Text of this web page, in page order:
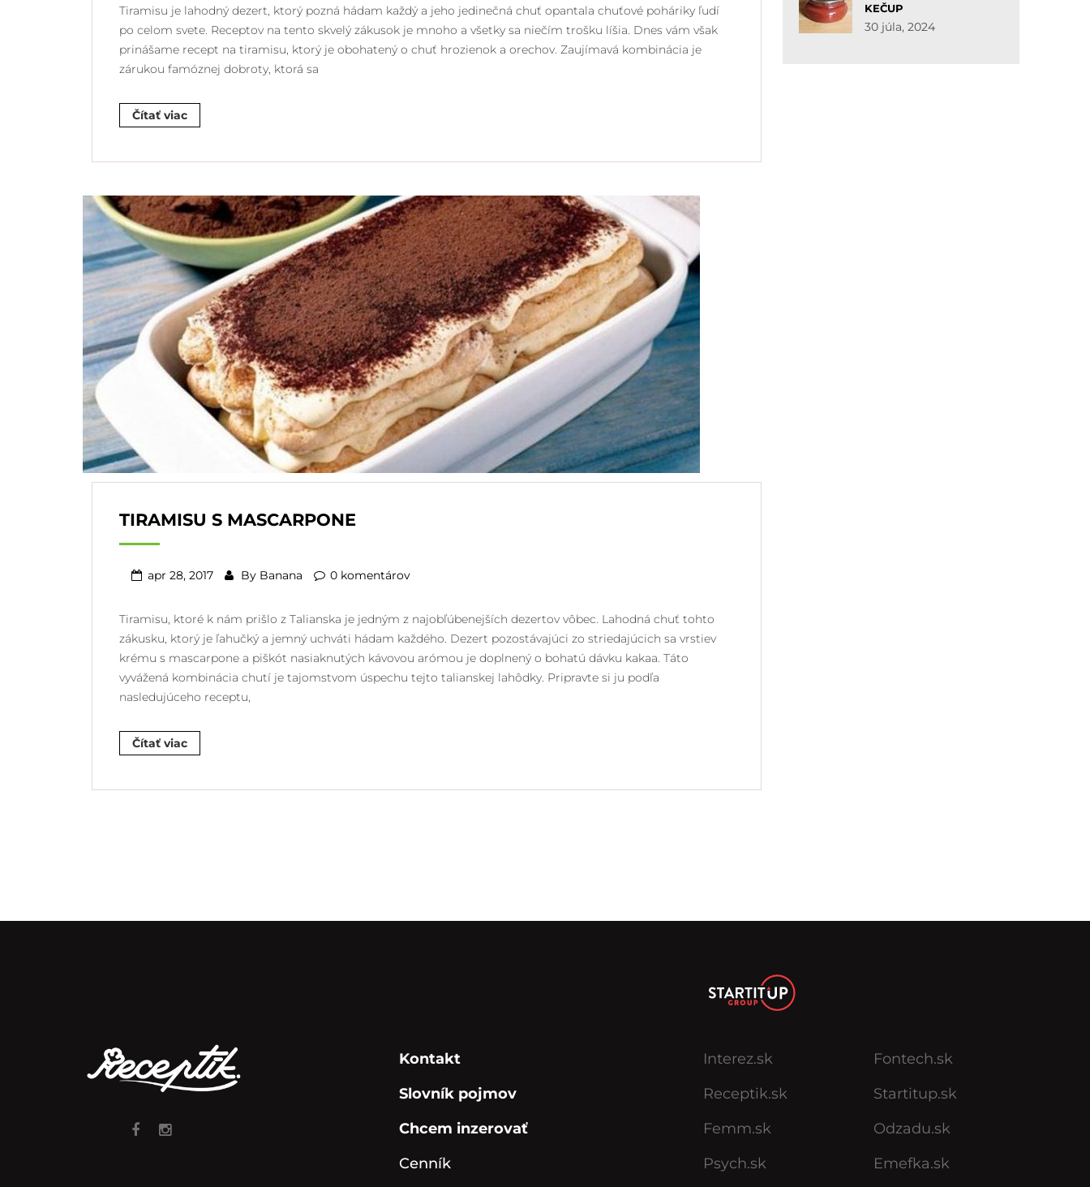
Tiramisu je lahodný dezert, ktorý pozná hádam každý a jeho jedinečná chuť opantala chuťové poháriky ľudí
po celom svete. Receptov na tento skvelý zákusok je mnoho a všetky sa niečím trošku líšia. Dnes vám však
prinášame recept na tiramisu, ktorý je obohatený o chuť hrozienok a orechov. Zaujímavá kombinácia je
zárukou famóznej dobroty, ktorá sa
Čítať viac
TIRAMISU S MASCARPONE
apr 28, 2017 By Banana 0 komentárov
Tiramisu, ktoré k nám prišlo z Talianska je jedným z najobľúbenejších dezertov vôbec. Lahodná chuť tohto
zákusku, ktorý je ľahučký a jemný uchváti hádam každého. Dezert pozostávajúci zo striedajúcich sa vrstiev
krému s mascarpone a piškót nasiaknutých kávovou arómou je doplnený o bohatú dávku kakaa. Táto
vyvážená kombinácia chutí je tajomstvom úspechu tejto talianskej lahôdky. Pripravte si ju podľa
nasledujúceho receptu,
Čítať viac
KEČUP
30 júla, 2024
Kontakt
Slovník pojmov
Chcem inzerovať
Cenník
Interez.sk
Receptik.sk
Femm.sk
Psych.sk
Fontech.sk
Startitup.sk
Odzadu.sk
Emefka.sk